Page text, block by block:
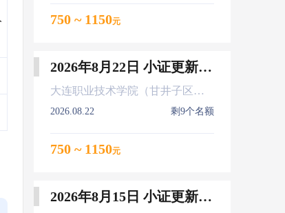
750 ~ 1150元
2026年8月22日 小证更新 Z01Z02Z04
大连职业技术学院（甘井子区大连北站）
2026.08.22 剩9个名额
750 ~ 1150元
2026年8月15日 小证更新 Z01Z02Z04